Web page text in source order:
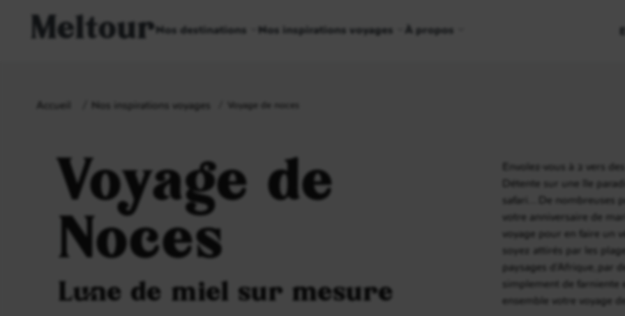
MeltourNos destinations Nos inspirations voyages À propos
Accueil Nos inspirations voyages Voyage de noces
Voyage de
Noces
Lune de miel sur mesure
Envolez-vous à 2 vers
Détente sur une île
safari… De nombreuses
votre anniversaire de
voyage pour en faire un
soyez attirés par les
paysages d’Afrique,
simplement de
ensemble votre voyage